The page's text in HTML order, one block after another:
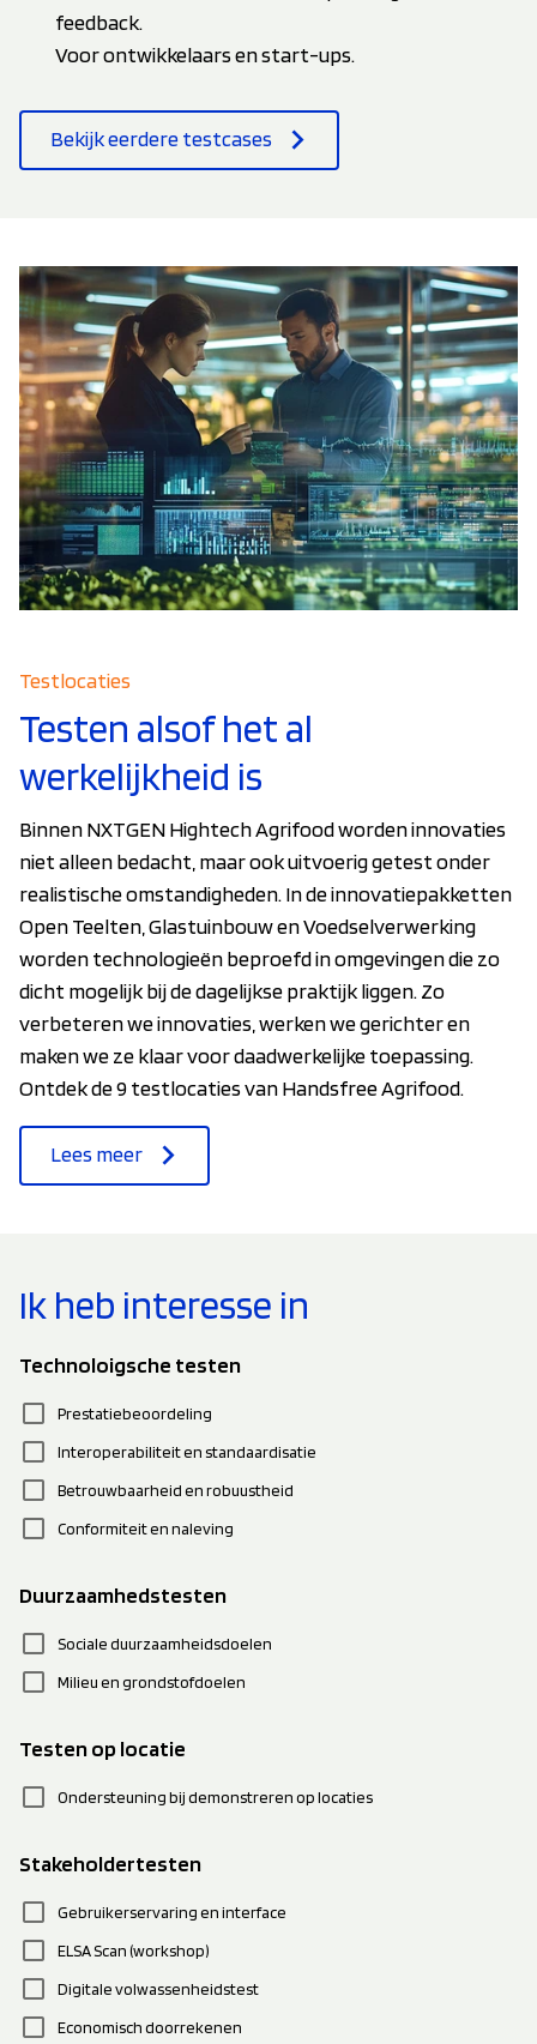
feedback.
Voor ontwikkelaars en start-ups.
Bekijk eerdere testcases
Testlocaties
Testen alsof het al
werkelijkheid is
Binnen NXTGEN Hightech Agrifood worden innovaties
niet alleen bedacht, maar ook uitvoerig getest onder
realistische omstandigheden. In de innovatiepakketten
Open Teelten, Glastuinbouw en Voedselverwerking
worden technologieën beproefd in omgevingen die zo
dicht mogelijk bij de dagelijkse praktijk liggen. Zo
verbeteren we innovaties, werken we gerichter en
maken we ze klaar voor daadwerkelijke toepassing.
Ontdek de 9 testlocaties van Handsfree Agrifood.
Lees meer
Ik heb interesse in
Technoloigsche testen
check_box_outline_blank Prestatiebeoordeling
check_box_outline_blank Interoperabiliteit en standaardisatie
check_box_outline_blank Betrouwbaarheid en robuustheid
check_box_outline_blank Conformiteit en naleving
Duurzaamhedstesten
check_box_outline_blank Sociale duurzaamheidsdoelen
check_box_outline_blank Milieu en grondstofdoelen
Testen op locatie
check_box_outline_blank Ondersteuning bij demonstreren op locaties
Stakeholdertesten
check_box_outline_blank Gebruikerservaring en interface
check_box_outline_blank ELSA Scan (workshop)
check_box_outline_blank Digitale volwassenheidstest
check_box_outline_blank Economisch doorrekenen